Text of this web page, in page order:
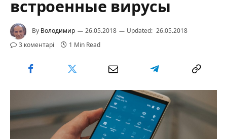
встроенные вирусы
By Володимир 26.05.2018 Updated: 26.05.2018
3 коментарі
1 Min Read